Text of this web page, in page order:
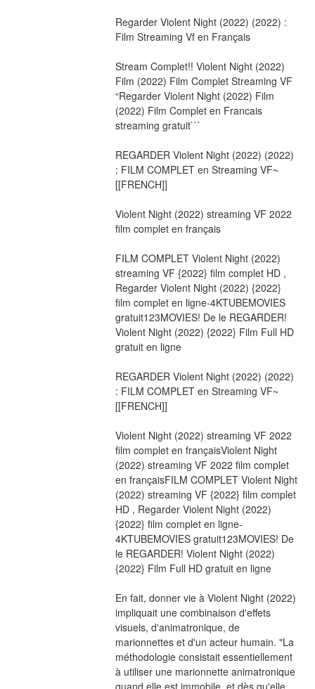
Regarder Violent Night (2022) (2022) :
Film Streaming Vf en Français
Stream Complet!! Violent Night (2022)
Film (2022) Film Complet Streaming VF
“Regarder Violent Night (2022) Film
(2022) Film Complet en Francais
streaming gratuit```
REGARDER Violent Night (2022) (2022)
: FILM COMPLET en Streaming VF~
[[FRENCH]]
Violent Night (2022) streaming VF 2022
film complet en français
FILM COMPLET Violent Night (2022)
streaming VF {2022} film complet HD ,
Regarder Violent Night (2022) {2022}
film complet en ligne-4KTUBEMOVIES
gratuit123MOVIES! De le REGARDER!
Violent Night (2022) {2022} Film Full HD
gratuit en ligne
REGARDER Violent Night (2022) (2022)
: FILM COMPLET en Streaming VF~
[[FRENCH]]
Violent Night (2022) streaming VF 2022
film complet en françaisViolent Night
(2022) streaming VF 2022 film complet
en françaisFILM COMPLET Violent Night
(2022) streaming VF {2022} film complet
HD , Regarder Violent Night (2022)
{2022} film complet en ligne-
4KTUBEMOVIES gratuit123MOVIES! De
le REGARDER! Violent Night (2022)
{2022} Film Full HD gratuit en ligne
En fait, donner vie à Violent Night (2022)
impliquait une combinaison d'effets
visuels, d'animatronique, de
marionnettes et d'un acteur humain. "La
méthodologie consistait essentiellement
à utiliser une marionnette animatronique
quand elle est immobile, et dès qu'elle